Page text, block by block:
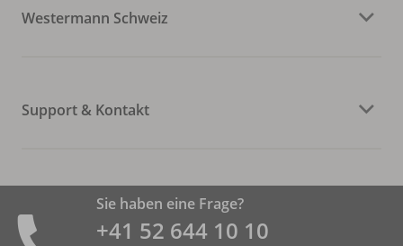
Westermann Schweiz
Support & Kontakt
Sie haben eine Frage?
+41 52 644 10 10